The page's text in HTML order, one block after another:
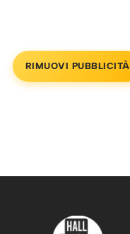
RIMUOVI PUBBLICITÀ